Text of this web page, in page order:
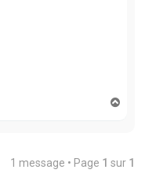
1 message • Page 1 sur 1